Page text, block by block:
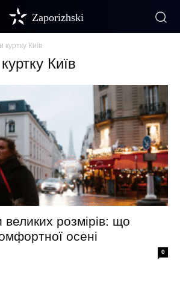
Zaporizhski
куртку Київ
Київ
великих розмірів: що
осені
0